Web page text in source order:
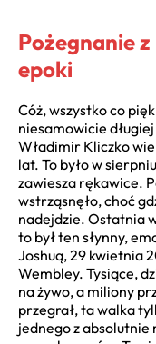
Pożegnanie
epoki
Cóż, wszystko co
niesamowicie
Władimir Kliczko
lat. To było w
zawiesza rękawice.
wstrząsnęło, choć
nadejdzie. Ostatnia
to był ten słynny,
Joshuą, 29 kwietnia
Wembley. Tysiące,
na żywo, a miliony
przegrał, ta walka
jednego z absolutnie